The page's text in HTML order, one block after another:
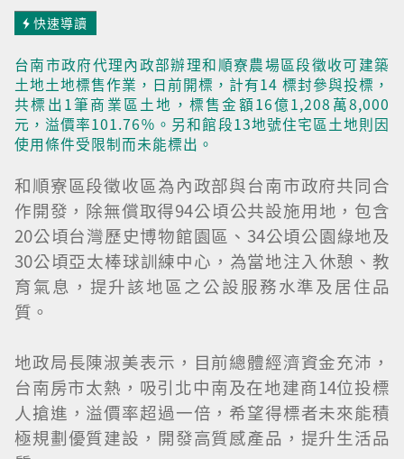
快速導讀
台南市政府代理內政部辦理和順寮農場區段徵收可建築
土地土地標售作業，日前開標，計有14 標封參與投標，
共標出1筆商業區土地，標售金額16億1,208萬8,000
元，溢價率101.76％。另和館段13地號住宅區土地則因
使用條件受限制而未能標出。
和順寮區段徵收區為內政部與台南市政府共同合
作開發，除無償取得94公頃公共設施用地，包含
20公頃台灣歷史博物館園區、34公頃公園綠地及
30公頃亞太棒球訓練中心，為當地注入休憩、教
育氣息，提升該地區之公設服務水準及居住品
質。
地政局長陳淑美表示，目前總體經濟資金充沛，
台南房市太熱，吸引北中南及在地建商14位投標
人搶進，溢價率超過一倍，希望得標者未來能積
極規劃優質建設，開發高質感產品，提升生活品